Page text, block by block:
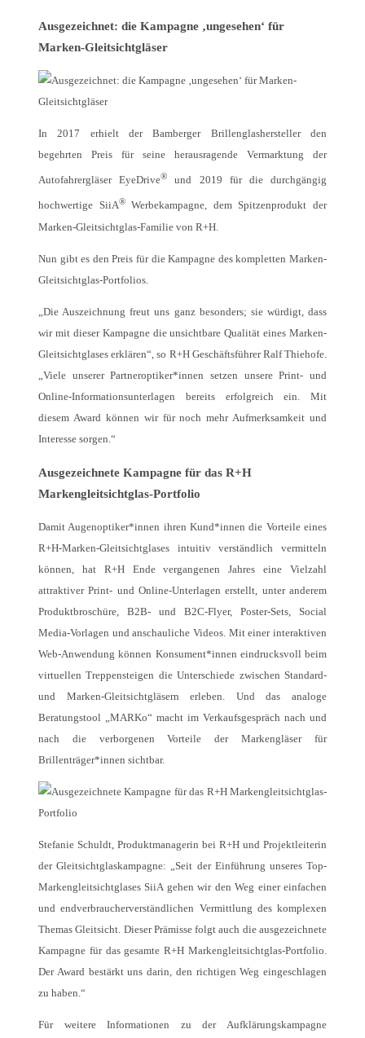
Ausgezeichnet: die Kampagne ‚ungesehen‘ für
Marken-Gleitsichtgläser
In 2017 erhielt der Bamberger Brillenglashersteller den
begehrten Preis für seine herausragende Vermarktung der
Autofahrergläser EyeDrive® und 2019 für die durchgängig
hochwertige SiiA®Werbekampagne, dem Spitzenprodukt der
Marken-Gleitsichtglas-Familie von R+H.
Nun gibt es den Preis für die Kampagne des kompletten Marken-
Gleitsichtglas-Portfolios.
„Die Auszeichnung freut uns ganz besonders; sie würdigt, dass
wir mit dieser Kampagne die unsichtbare Qualität eines Marken-
Gleitsichtglases erklären“, so R+H Geschäftsführer Ralf Thiehofe.
„Viele unserer Partneroptiker*innen setzen unsere Print- und
Online-Informationsunterlagen bereits erfolgreich ein. Mit
diesem Award können wir für noch mehr Aufmerksamkeit und
Interesse sorgen.“
Ausgezeichnete Kampagne für das R+H
Markengleitsichtglas-Portfolio
Damit Augenoptiker*innen ihren Kund*innen die Vorteile eines
R+H-Marken-Gleitsichtglases intuitiv verständlich vermitteln
können, hat R+H Ende vergangenen Jahres eine Vielzahl
attraktiver Print- und Online-Unterlagen erstellt, unter anderem
Produktbroschüre, B2B- und B2C-Flyer, Poster-Sets, Social
Media-Vorlagen und anschauliche Videos. Mit einer interaktiven
Web-Anwendung können Konsument*innen eindrucksvoll beim
virtuellen Treppensteigen die Unterschiede zwischen Standard-
und Marken-Gleitsichtgläsern erleben. Und das analoge
Beratungstool „MARKo“ macht im Verkaufsgespräch nach und
nach die verborgenen Vorteile der Markengläser für
Brillenträger*innen sichtbar.
Stefanie Schuldt, Produktmanagerin bei R+H und Projektleiterin
der Gleitsichtglaskampagne: „Seit der Einführung unseres Top-
Markengleitsichtglases SiiA gehen wir den Weg einer einfachen
und endverbraucherverständlichen Vermittlung des komplexen
Themas Gleitsicht. Dieser Prämisse folgt auch die ausgezeichnete
Kampagne für das gesamte R+H Markengleitsichtglas-Portfolio.
Der Award bestärkt uns darin, den richtigen Weg eingeschlagen
zu haben.“
Für weitere Informationen zu der Aufklärungskampagne